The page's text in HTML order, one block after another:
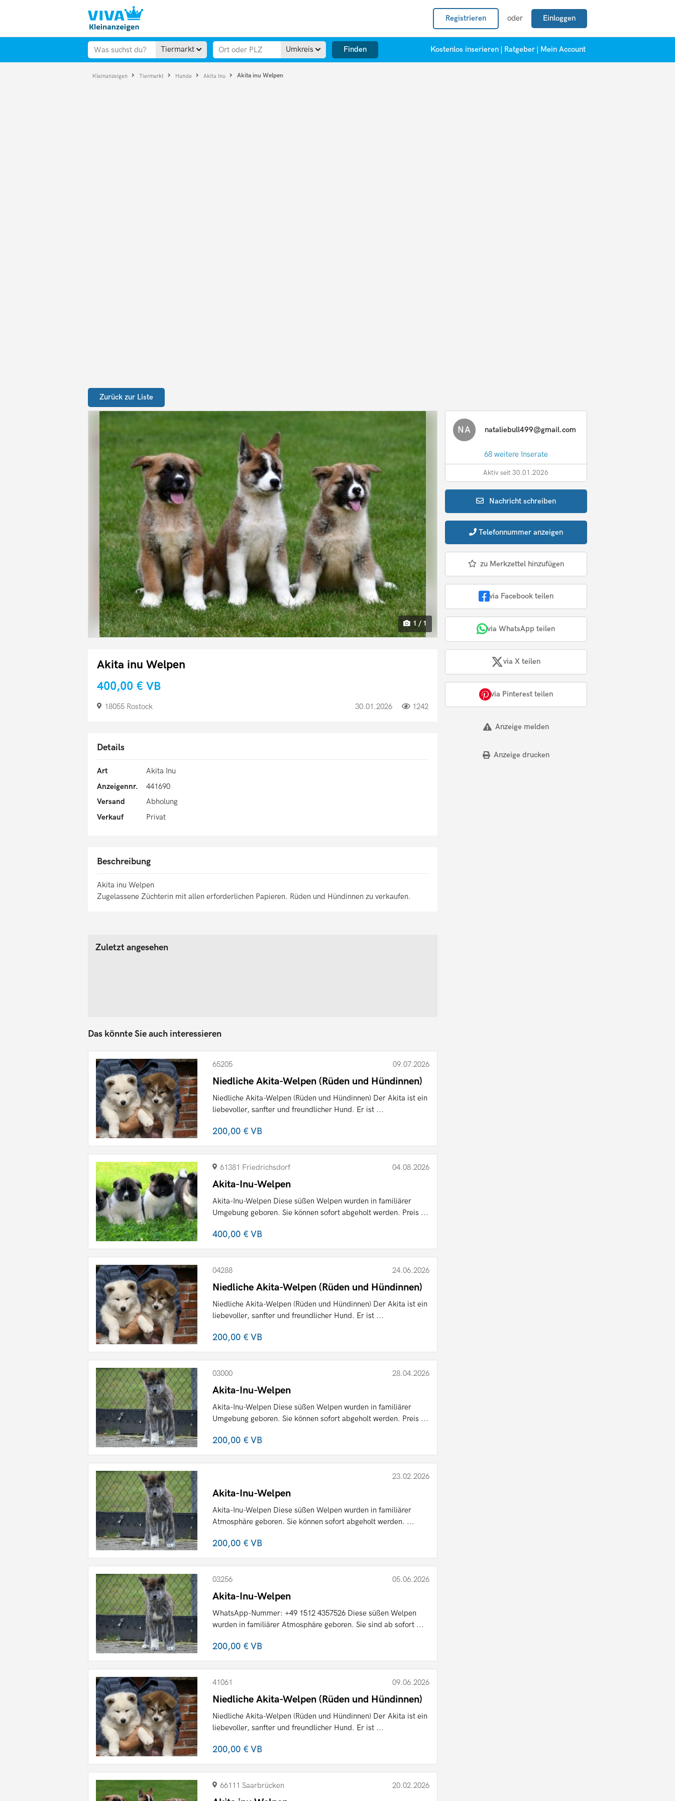
Registrieren oder Einloggen
Tiermarkt Umkreis Finden Kostenlos inserieren Ratgeber Mein Account
Kleinanzeigen Tiermarkt Hunde Akita Inu Akita inu Welpen
Zurück zur Liste
1 / 1
Akita inu Welpen
400,00 € VB
18055 Rostock 30.01.2026 1242
Details
Art
Akita Inu
Anzeigennr.
441690
Versand
Abholung
Verkauf
Privat
Beschreibung
Akita inu Welpen
Zugelassene Züchterin mit allen erforderlichen Papieren. Rüden und Hündinnen zu verkaufen.
NA nataliebull499@gmail.com
68 weitere Inserate
Aktiv seit 30.01.2026
Nachrichtschreiben
Telefonnummer anzeigen
zu Merkzettel hinzufügen
via Facebook teilen
via WhatsApp teilen
via X teilen
via Pinterest teilen
Anzeige melden
Anzeige drucken
Zuletzt angesehen
Das könnte Sie auch interessieren
65205 09.07.2026
Niedliche Akita-Welpen (Rüden und Hündinnen)
Niedliche Akita-Welpen (Rüden und Hündinnen) Der Akita ist ein
liebevoller, sanfter und freundlicher Hund. Er ist ...
200,00 €VB
61381 Friedrichsdorf 04.08.2026
Akita-Inu-Welpen
Akita-Inu-Welpen Diese süßen Welpen wurden in familiärer
Umgebung geboren. Sie können sofort abgeholt werden. Preis ...
400,00 €VB
04288 24.06.2026
Niedliche Akita-Welpen (Rüden und Hündinnen)
Niedliche Akita-Welpen (Rüden und Hündinnen) Der Akita ist ein
liebevoller, sanfter und freundlicher Hund. Er ist ...
200,00 €VB
03000 28.04.2026
Akita-Inu-Welpen
Akita-Inu-Welpen Diese süßen Welpen wurden in familiärer
Umgebung geboren. Sie können sofort abgeholt werden. Preis ...
200,00 €VB
23.02.2026
Akita-Inu-Welpen
Akita-Inu-Welpen Diese süßen Welpen wurden in familiärer
Atmosphäre geboren. Sie können sofort abgeholt werden. ...
200,00 €VB
03256 05.06.2026
Akita-Inu-Welpen
WhatsApp-Nummer: +49 1512 4357526 Diese süßen Welpen
wurden in familiärer Atmosphäre geboren. Sie sind ab sofort ...
200,00 €VB
41061 09.06.2026
Niedliche Akita-Welpen (Rüden und Hündinnen)
Niedliche Akita-Welpen (Rüden und Hündinnen) Der Akita ist ein
liebevoller, sanfter und freundlicher Hund. Er ist ...
200,00 €VB
66111 Saarbrücken 20.02.2026